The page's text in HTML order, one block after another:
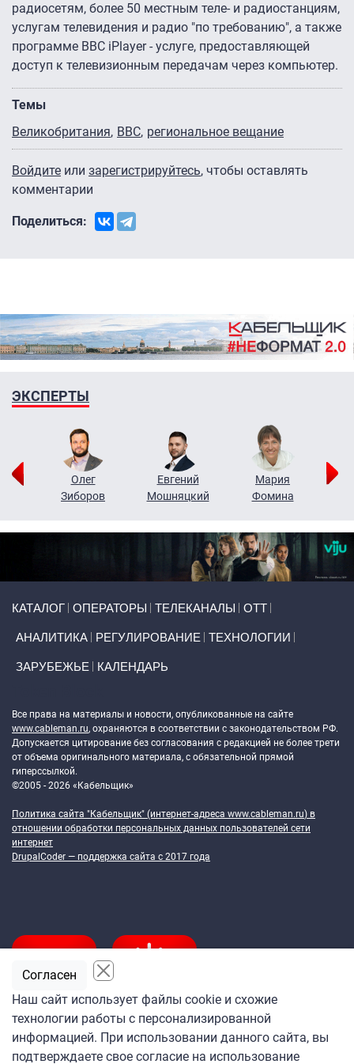
радиосетям, более 50 местным теле- и радиостанциям,
услугам телевидения и радио "по требованию", а также
программе BBC iPlayer - услуге, предоставляющей
доступ к телевизионным передачам через компьютер.
Темы
Великобритания BBC региональное вещание
Войдите или зарегистрируйтесь, чтобы оставлять
комментарии
Поделиться:
ЭКСПЕРТЫ
Олег
Зиборов
Евгений
Мошняцкий
Мария
Фомина
КАТАЛОГ ОПЕРАТОРЫ ТЕЛЕКАНАЛЫ ОТТ
АНАЛИТИКА РЕГУЛИРОВАНИЕ ТЕХНОЛОГИИ
ЗАРУБЕЖЬЕ КАЛЕНДАРЬ
Все права на материалы и новости, опубликованные на сайте
www.cableman.ru, охраняются в соответствии с законодательством РФ.
Допускается цитирование без согласования с редакцией не более трети
от объема оригинального материала, с обязательной прямой
гиперссылкой.
©2005 - 2026 «Кабельщик»
Политика сайта "Кабельщик" (интернет-адреса www.cableman.ru) в
отношении обработки персональных данных пользователей сети
интернет
DrupalCoder — поддержка сайта c 2017 года
Подпишитесь
на ежедневную рассылку
Наш сайт использует файлы cookie и схожие
технологии работы с персонализированной
информацией. При использовании данного сайта, вы
подтверждаете свое согласие на использование
Согласен